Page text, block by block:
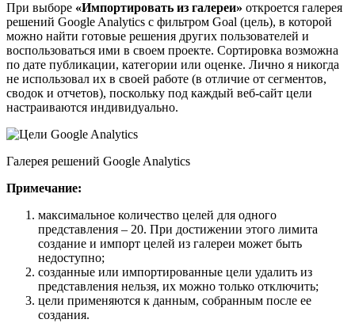
При выборе «Импортировать из галереи» откроется галерея
решений Google Analytics с фильтром Goal (цель), в которой
можно найти готовые решения других пользователей и
воспользоваться ими в своем проекте. Сортировка возможна
по дате публикации, категории или оценке. Лично я никогда
не использовал их в своей работе (в отличие от сегментов,
сводок и отчетов), поскольку под каждый веб-сайт цели
настраиваются индивидуально.
Галерея решений Google Analytics
Примечание:
максимальное количество целей для одного
представления – 20. При достижении этого лимита
создание и импорт целей из галереи может быть
недоступно;
созданные или импортированные цели удалить из
представления нельзя, их можно только отключить;
цели применяются к данным, собранным после ее
создания.